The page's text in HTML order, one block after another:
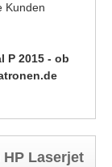
Kunden
P 2015 - ob
Laserjet